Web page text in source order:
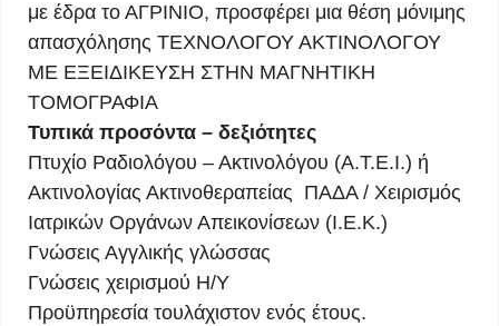
με έδρα το ΑΓΡΙΝΙΟ, προσφέρει μια θέση μόνιμης
απασχόλησης ΤΕΧΝΟΛΟΓΟΥ ΑΚΤΙΝΟΛΟΓΟΥ
ΜΕ ΕΞΕΙΔΙΚΕΥΣΗ ΣΤΗΝ ΜΑΓΝΗΤΙΚΗ
ΤΟΜΟΓΡΑΦΙΑ
Τυπικά προσόντα – δεξιότητες
Πτυχίο Ραδιολόγου – Ακτινολόγου (Α.Τ.Ε.Ι.) ή
Ακτινολογίας Ακτινοθεραπείας ΠΑΔΑ / Χειρισμός
Ιατρικών Οργάνων Απεικονίσεων (Ι.Ε.Κ.)
Γνώσεις Αγγλικής γλώσσας
Γνώσεις χειρισμού Η/Υ
Προϋπηρεσία τουλάχιστον ενός έτους.